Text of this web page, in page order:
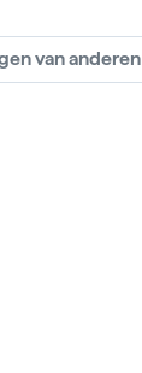
van anderen